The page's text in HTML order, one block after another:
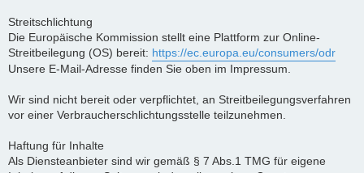
Streitschlichtung
Die Europäische Kommission stellt eine Plattform zur Online-
Streitbeilegung (OS) bereit: https://ec.europa.eu/consumers/odr
Unsere E-Mail-Adresse finden Sie oben im Impressum.
Wir sind nicht bereit oder verpflichtet, an Streitbeilegungsverfahren
vor einer Verbraucherschlichtungsstelle teilzunehmen.
Haftung für Inhalte
Als Diensteanbieter sind wir gemäß § 7 Abs.1 TMG für eigene